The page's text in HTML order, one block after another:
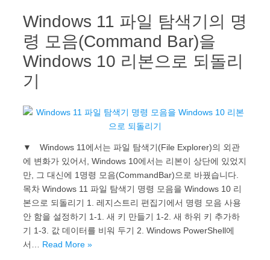
Windows 11 파일 탐색기의 명
령 모음(Command Bar)을
Windows 10 리본으로 되돌리
기
▼ Windows 11에서는 파일 탐색기(File Explorer)의 외관
에 변화가 있어서, Windows 10에서는 리본이 상단에 있었지
만, 그 대신에 1명령 모음(CommandBar)으로 바꿨습니다.
목차 Windows 11 파일 탐색기 명령 모음을 Windows 10 리
본으로 되돌리기 1. 레지스트리 편집기에서 명령 모음 사용
안 함을 설정하기 1-1. 새 키 만들기 1-2. 새 하위 키 추가하
기 1-3. 값 데이터를 비워 두기 2. Windows PowerShell에
서… Read More »